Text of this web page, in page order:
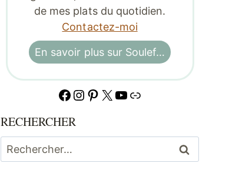
de mes plats du quotidien.
Contactez-moi
En savoir plus sur Soulef…
Facebook
Instagram
Pinterest
X YouTube
Lien
RECHERCHER
Rechercher :